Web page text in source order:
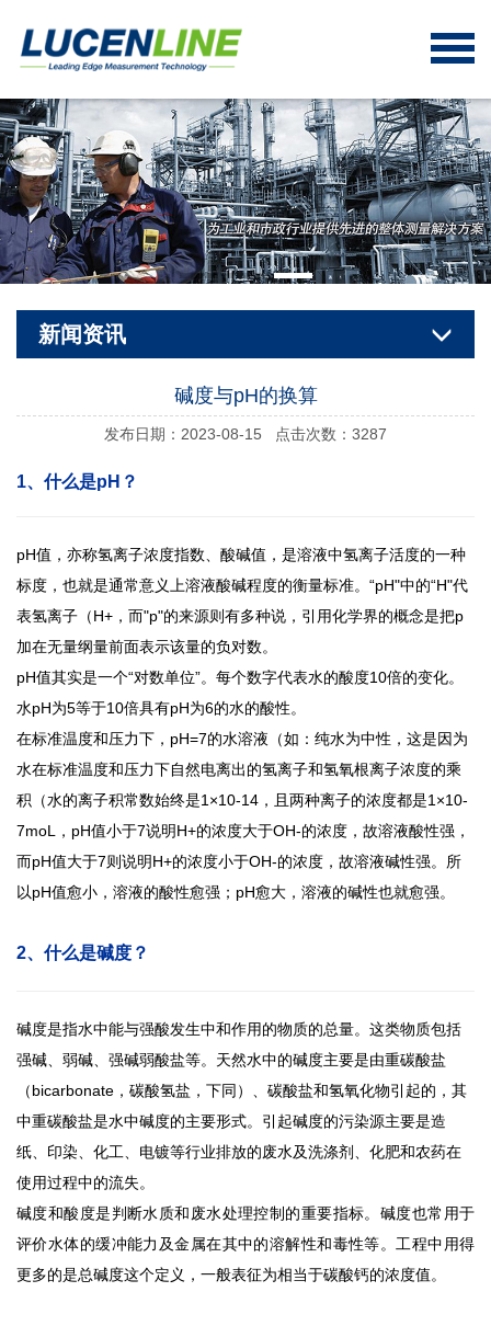
新闻资讯
碱度与pH的换算
发布日期：2023-08-15 点击次数：3287
1、什么是pH？
pH值，亦称氢离子浓度指数、酸碱值，是溶液中氢离子活度的一种
标度，也就是通常意义上溶液酸碱程度的衡量标准。“pH"中的“H"代
表氢离子（H+，而"p"的来源则有多种说，引用化学界的概念是把p
加在无量纲量前面表示该量的负对数。
pH值其实是一个“对数单位”。每个数字代表水的酸度10倍的变化。
水pH为5等于10倍具有pH为6的水的酸性。
在标准温度和压力下， pH=7的水溶液（如：纯水为中性，这是因为
水在标准温度和压力下自然电离出的氢离子和氢氧根离子浓度的乘
积（水的离子积常数始终是1×10-14，且两种离子的浓度都是1×10-
7moL，pH值小于7说明H+的浓度大于OH-的浓度，故溶液酸性强，
而pH值大于7则说明H+的浓度小于OH-的浓度，故溶液碱性强。所
以pH值愈小，溶液的酸性愈强；pH愈大，溶液的碱性也就愈强。
2、什么是碱度？
碱度是指水中能与强酸发生中和作用的物质的总量。这类物质包括
强碱、弱碱、强碱弱酸盐等。天然水中的碱度主要是由重碳酸盐
（bicarbonate，碳酸氢盐，下同）、碳酸盐和氢氧化物引起的，其
中重碳酸盐是水中碱度的主要形式。引起碱度的污染源主要是造
纸、印染、化工、电镀等行业排放的废水及洗涤剂、化肥和农药在
使用过程中的流失。
碱度和酸度是判断水质和废水处理控制的重要指标。碱度也常用于
评价水体的缓冲能力及金属在其中的溶解性和毒性等。工程中用得
更多的是总碱度这个定义，一般表征为相当于碳酸钙的浓度值。